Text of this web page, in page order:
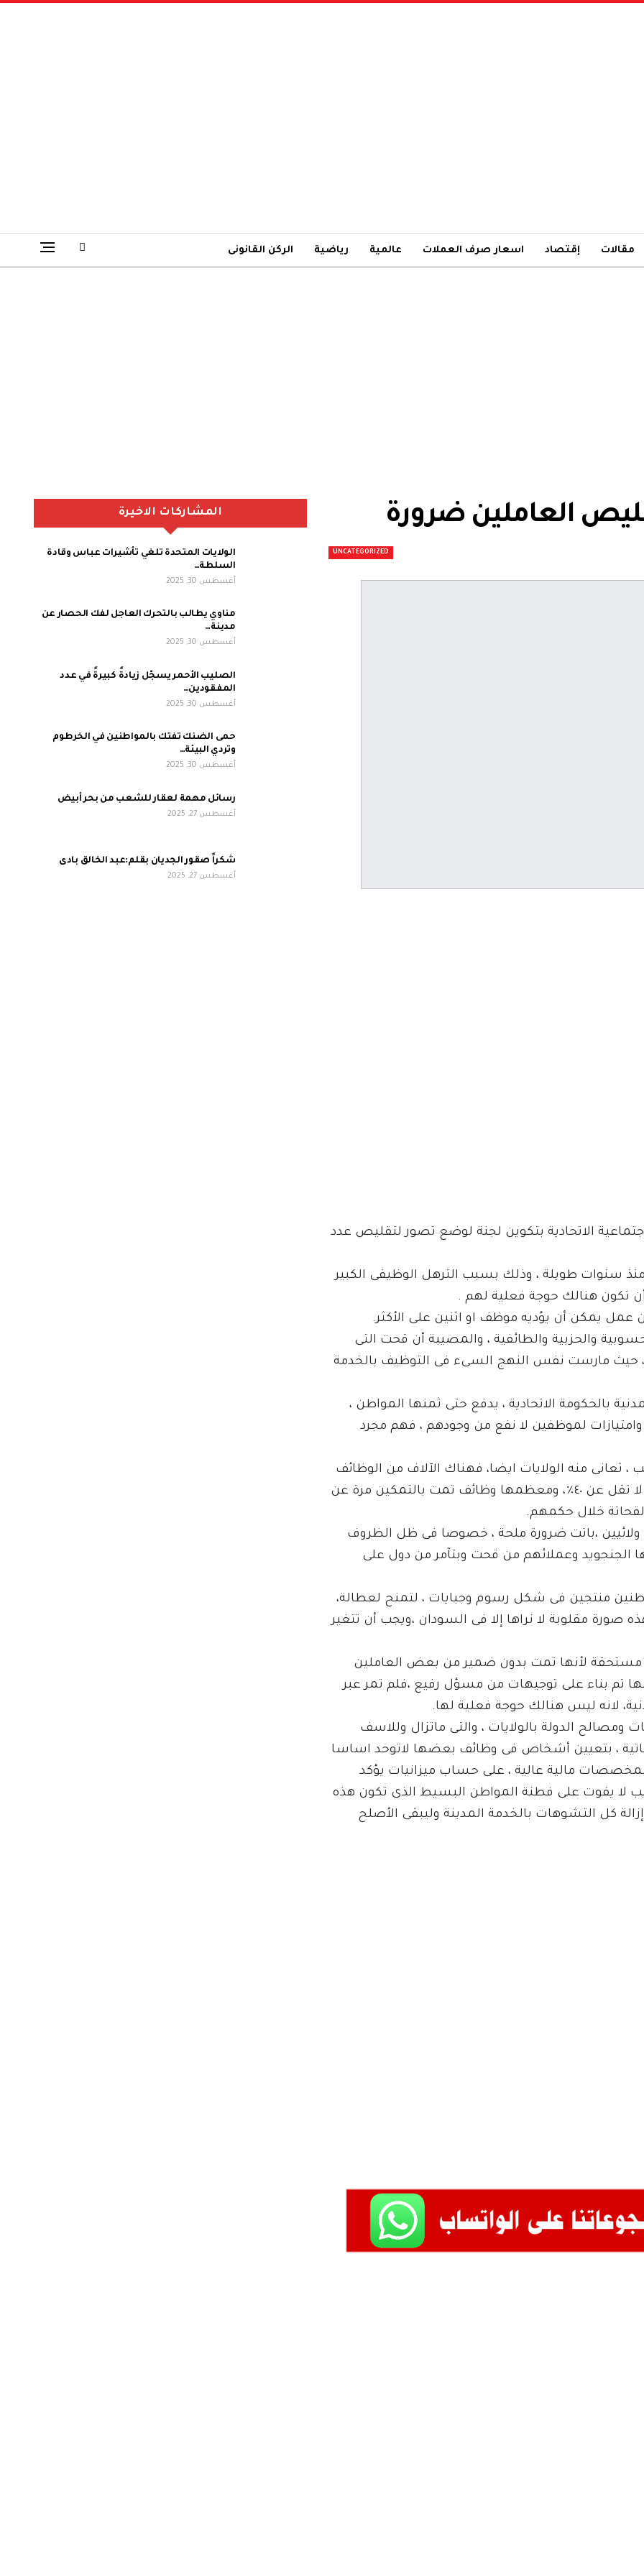
مقالات إقتصاد اسعار صرف العملات عالمية رياضية الركن القانونى
العاملين ضرورة
UNCATEGORIZED
الاتحادية بتكوين لجنة لوضع تصور لتقليص عدد
منذ سنوات طويلة ، وذلك بسبب الترهل الوظيفى الكبير
تكون هنالك حوجة فعلية لهم .
يمكن أن يؤديه موظف او اثنين على الأكثر.
والحزبية والطائفية ، والمصيبة أن قحت التى
حيث مارست نفس النهج السىء فى التوظيف بالخدمة
بالحكومة الاتحادية ، يدفع حتى ثمنها المواطن ،
لموظفين لا نفع من وجودهم ، فهم مجرد
تعانى منه الولايات ايضا، فهناك الآلاف من الوظائف
التى لاحوجة للولايات لها، وتحتاج إلى تقليص بنسبة لا تقل عن ٤٠٪، ومعظمها وظائف تمت بالتمكين مرة عن
خلال حكمهم.
ولائيين ،باتت ضرورة ملحة ، خصوصا فى ظل الظروف
الجنجويد وعملائهم من قحت وبتآمر من دول على
منتجين فى شكل رسوم وجبايات ، لتمنح لعطالة،
صورة مقلوبة لا نراها إلا فى السودان ،ويجب أن تتغير
مستحقة لأنها تمت بدون ضمير من بعض العاملين
تم بناء على توجيهات من مسؤل رفيع ،فلم تمر عبر
لانه ليس هنالك حوجة فعلية لها.
الدولة بالولايات ، والتى ماتزال وللاسف
، بتعيين أشخاص فى وظائف بعضها لاتوحد اساسا
مالية عالية ، على حساب ميزانيات يؤكد
لا يفوت على فطنة المواطن البسيط الذى تكون هذه
كل التشوهات بالخدمة المدينة وليبقى الأصلح
المشاركات الاخيرة
الولايات المتحدة تلغي تأشيرات عباس وقادة
السلطة…
أغسطس 30, 2025
مناوي يطالب بالتحرك العاجل لفك الحصار عن
مدينة…
أغسطس 30, 2025
الصليب الأحمر يسجّل زيادةً كبيرةً في عدد
المفقودين…
أغسطس 30, 2025
حمى الضنك تفتك بالمواطنين في الخرطوم
وتردي البيئة…
أغسطس 30, 2025
رسائل مهمة لعقار للشعب من بحر أبيض
أغسطس 27, 2025
شكراً صقور الجديان بقلم:عبد الخالق بادى
أغسطس 27, 2025